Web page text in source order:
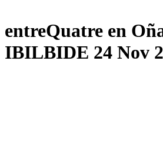
entreQuatre en
IBILBIDE 24 Nov